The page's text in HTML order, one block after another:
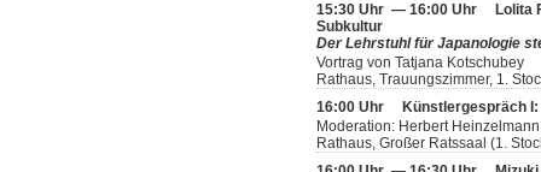
15:30 Uhr — 16:00 Uhr
Lolita
Subkultur
Der Lehrstuhl für Japanologie
Vortrag von Tatjana Kotschubey
Rathaus, Trauungszimmer, 1.
16:00 Uhr
Künstlergespräch
Moderation: Herbert Heinzelmann
Rathaus, Großer Ratssaal (1.